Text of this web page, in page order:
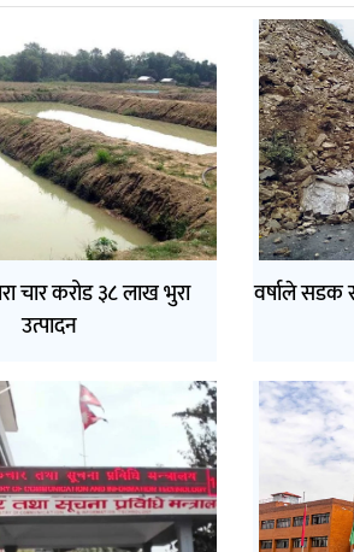
चार करोड ३८ लाख भुरा
उत्पादन
वर्षाले सडक